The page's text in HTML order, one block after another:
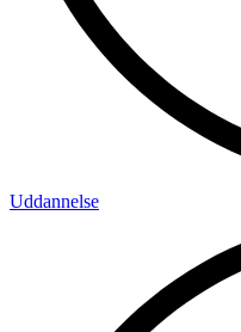
Uddannelse